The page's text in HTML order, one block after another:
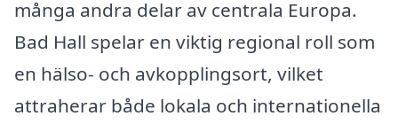
många andra delar av centrala Europa.
Bad Hall spelar en viktig regional roll som
en hälso- och avkopplingsort, vilket
attraherar både lokala och internationella